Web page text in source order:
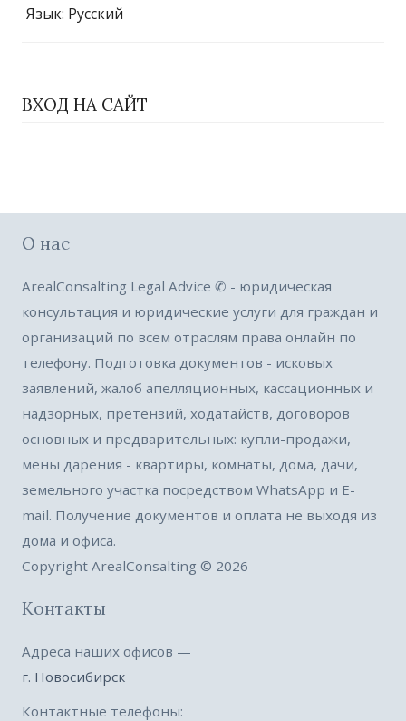
Язык: Русский
ВХОД НА САЙТ
О нас
ArealConsalting Legal Advice ✆ - юридическая
консультация и юридические услуги для граждан и
организаций по всем отраслям права онлайн по
телефону. Подготовка документов - исковых
заявлений, жалоб апелляционных, кассационных и
надзорных, претензий, ходатайств, договоров
основных и предварительных: купли-продажи,
мены дарения - квартиры, комнаты, дома, дачи,
земельного участка посредством WhatsApp и E-
mail. Получение документов и оплата не выходя из
дома и офиса.
Copyright ArealConsalting © 2026
Контакты
Адреса наших офисов —
г. Новосибирск
Контактные телефоны: